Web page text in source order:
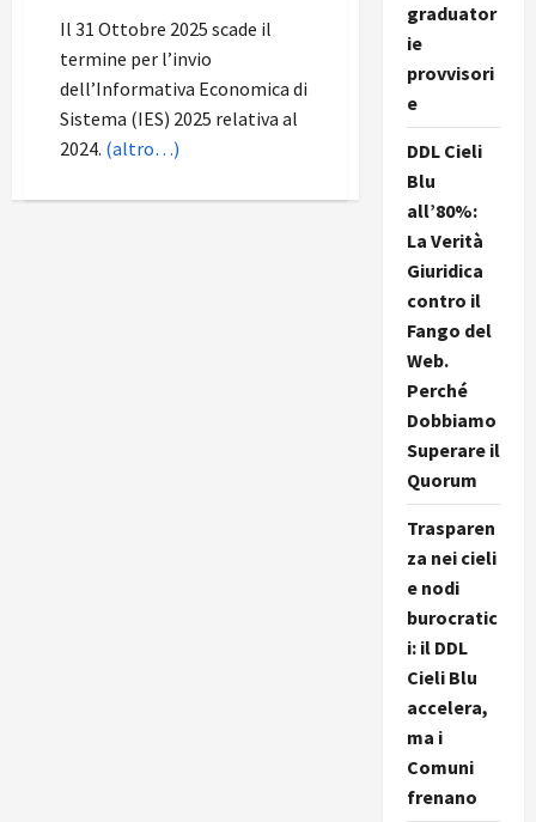
Il 31 Ottobre 2025 scade il
termine per l’invio
dell’Informativa Economica di
Sistema (IES) 2025 relativa al
2024. (altro…)
graduator
ie
provvisori
e
DDL Cieli
Blu
all’80%:
La Verità
Giuridica
contro il
Fango del
Web.
Perché
Dobbiamo
Superare il
Quorum
Trasparen
za nei cieli
e nodi
burocratic
i: il DDL
Cieli Blu
accelera,
ma i
Comuni
frenano